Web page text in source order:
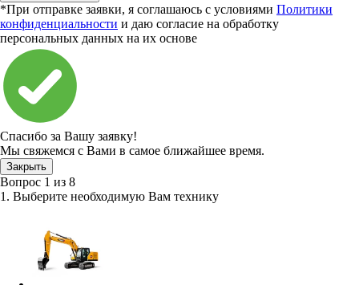
*При отправке заявки, я соглашаюсь с условиями Политики
конфиденциальности и даю согласие на обработку
персональных данных на их основе
Спасибо за Вашу заявку!
Мы свяжемся с Вами в самое ближайшее время.
Закрыть
Вопрос 1 из 8
1. Выберите необходимую Вам технику